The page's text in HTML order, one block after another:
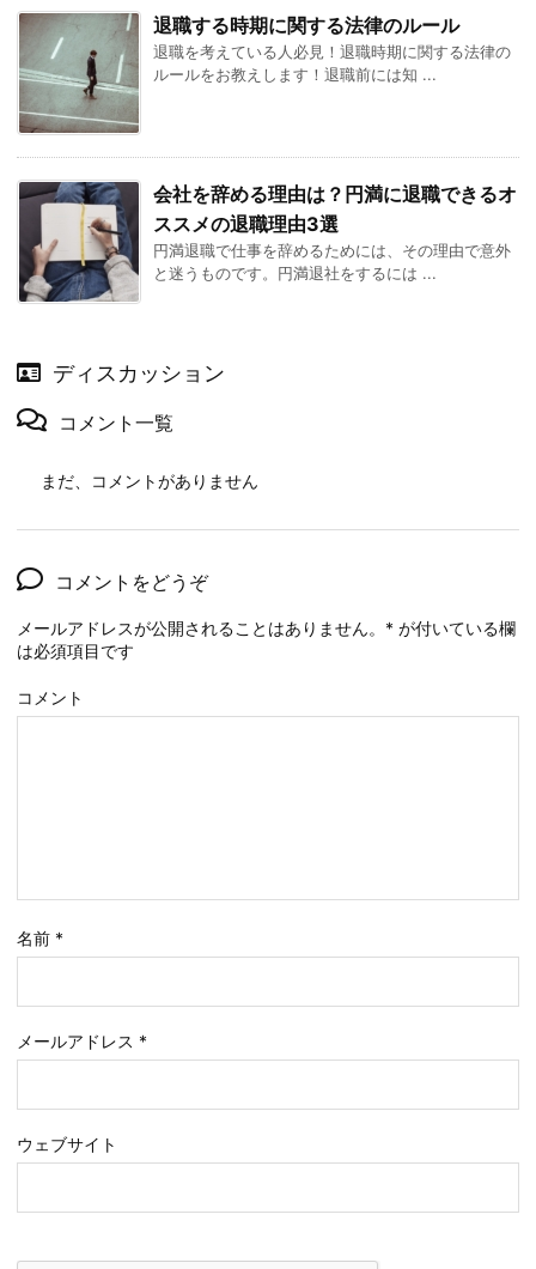
退職する時期に関する法律のルール
退職を考えている人必見！退職時期に関する法律の
ルールをお教えします！退職前には知 ...
会社を辞める理由は？円満に退職できるオ
ススメの退職理由3選
円満退職で仕事を辞めるためには、その理由で意外
と迷うものです。円満退社をするには ...
ディスカッション
コメント一覧
まだ、コメントがありません
コメントをどうぞ
メールアドレスが公開されることはありません。 * が付いている欄
は必須項目です
コメント
名前 *
メールアドレス *
ウェブサイト